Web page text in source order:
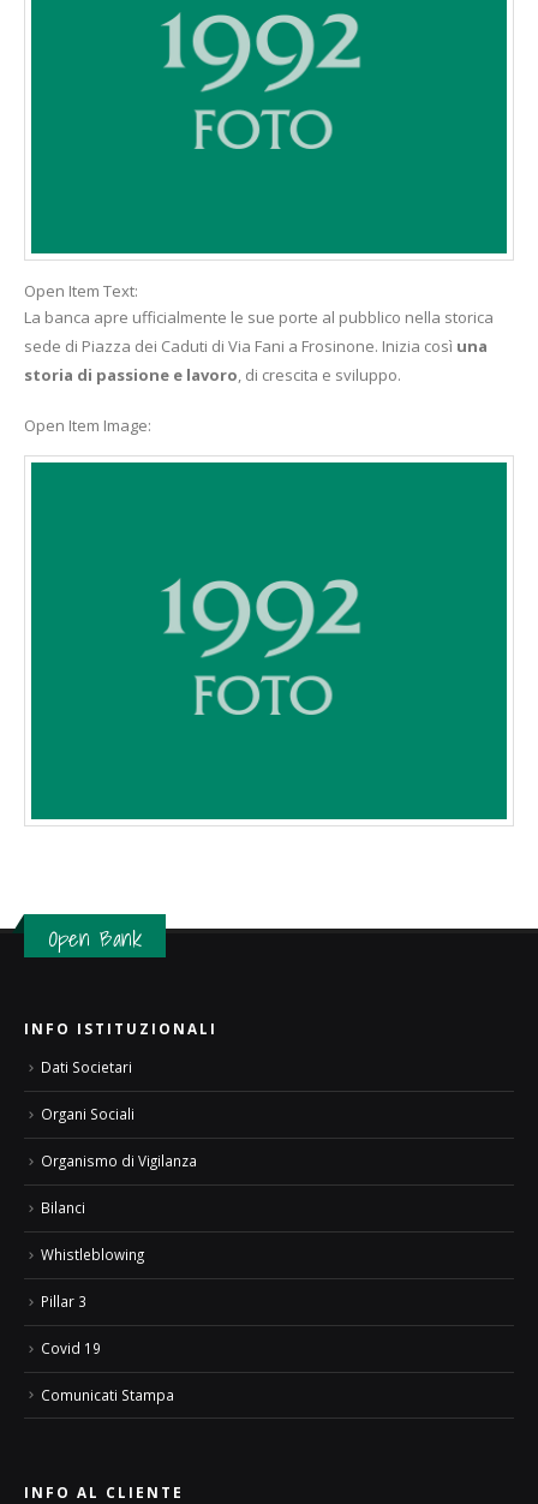
Open Item Text:
La banca apre ufficialmente le sue porte al pubblico nella storica
sede di Piazza dei Caduti di Via Fani a Frosinone. Inizia così una
storia di passione e lavoro, di crescita e sviluppo.
Open Item Image:
Open Bank
INFO ISTITUZIONALI
Dati Societari
Organi Sociali
Organismo di Vigilanza
Bilanci
Whistleblowing
Pillar 3
Covid 19
Comunicati Stampa
INFO AL CLIENTE